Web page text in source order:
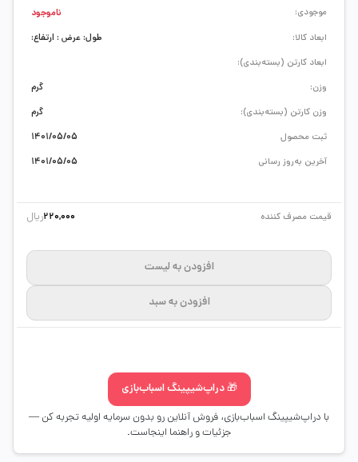
ابعاد کالا:
طول: عرض : ارتفاع:
ابعاد کارتن (بسته‌بندی):
وزن:
گرم
وزن کارتن (بسته‌بندی):
گرم
ثبت محصول
1401/05/05
آخرین به‌روز رسانی
1401/05/05
موجودی:
ناموجود
قیمت مصرف کننده 220,000ریال
افزودن به لیست
افزودن به سبد
🎁 دراپ‌شیپینگ اسباب‌بازی
با دراپ‌شیپینگ اسباب‌بازی، فروش آنلاین رو بدون سرمایه اولیه تجربه کن —
جزئیات و راهنما اینجاست.